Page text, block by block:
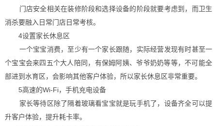
门店安全相关在装修阶段和选择设备的阶段就要考虑到，而卫生
消杀要融入日常门店日常考核。
4设置家长休息区
一个宝宝消费，至少有一个家长跟随，实际经营发现有时甚至一
个宝宝会来四五个大人陪同，有保姆阿姨、爷爷奶奶等等，不可能全
部进到水育区，会影响其他客户体验，所以家长休息区非常重要。
5高速的Wi-Fi，手机充电设备
家长等待区除了隔着玻璃看宝宝就是玩手机了，设备齐全可以提
升客户体验，提升耗卡率。